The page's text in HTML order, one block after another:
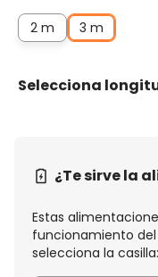
2 m 3 m
Selecciona
¿Te sirve la
Estas
funcionamiento
selecciona la